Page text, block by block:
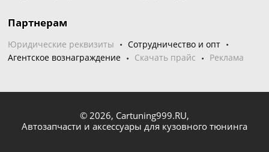
Партнерам
Юридические реквизиты
Сотрудничество и опт
Агентское вознаграждение
Скачать прайс Реклама
© 2026, Cartuning999.RU,
Автозапчасти и аксессуары для кузовного тюнинга